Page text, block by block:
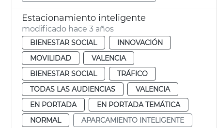
Estacionamiento inteligente
modificado hace 3 años
BIENESTAR SOCIAL
INNOVACIÓN
MOVILIDAD
VALENCIA
BIENESTAR SOCIAL
TRÁFICO
TODAS LAS AUDIENCIAS
VALENCIA
EN PORTADA
EN PORTADA TEMÁTICA
NORMAL
APARCAMIENTO INTELIGENTE